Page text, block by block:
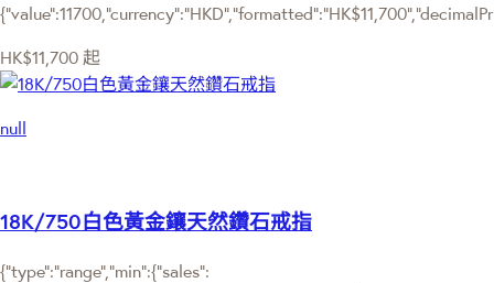
HK$11,700 起
null
18K/750白色黃金鑲天然鑽石戒指
{"type":"range","min":{"sales":